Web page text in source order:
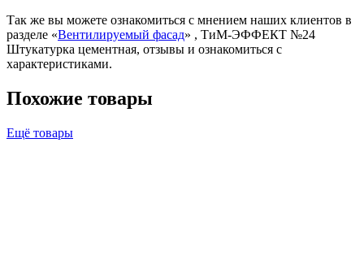
Так же вы можете ознакомиться с мнением наших клиентов в
разделе «Вентилируемый фасад» , ТиМ-ЭФФЕКТ №24
Штукатурка цементная, отзывы и ознакомиться с
характеристиками.
Похожие товары
Ещё товары